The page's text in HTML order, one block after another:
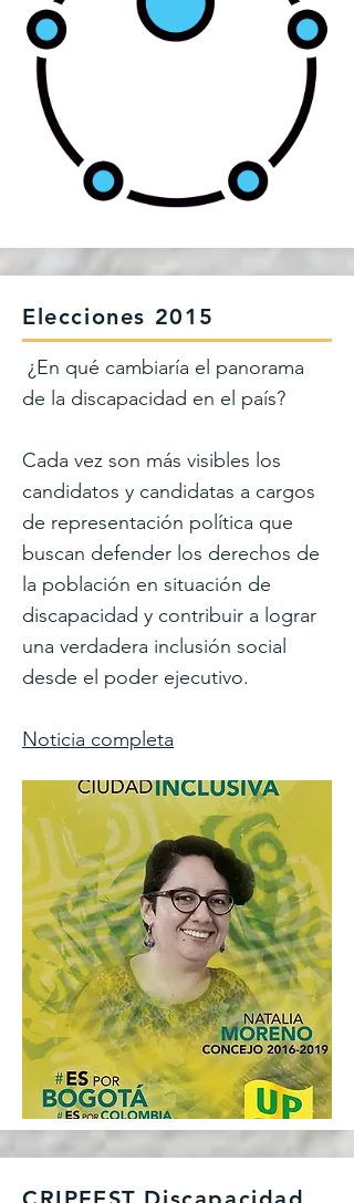
Elecciones 2015
¿En qué cambiaría el panorama
de la discapacidad en el país?
Cada vez son más visibles los
candidatos y candidatas a cargos
de representación política que
buscan defender los derechos de
la población en situación de
discapacidad y contribuir a lograr
una verdadera inclusión social
desde el poder ejecutivo.
Noticia completa